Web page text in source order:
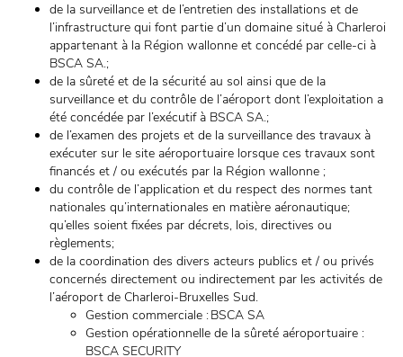
de la surveillance et de l’entretien des installations et de
l’infrastructure qui font partie d’un domaine situé à Charleroi
appartenant à la Région wallonne et concédé par celle-ci à
BSCA SA.;
de la sûreté et de la sécurité au sol ainsi que de la
surveillance et du contrôle de l’aéroport dont l’exploitation a
été concédée par l’exécutif à BSCA SA.;
de l’examen des projets et de la surveillance des travaux à
exécuter sur le site aéroportuaire lorsque ces travaux sont
financés et / ou exécutés par la Région wallonne ;
du contrôle de l’application et du respect des normes tant
nationales qu’internationales en matière aéronautique;
qu’elles soient fixées par décrets, lois, directives ou
règlements;
de la coordination des divers acteurs publics et / ou privés
concernés directement ou indirectement par les activités de
l’aéroport de Charleroi-Bruxelles Sud.
Gestion commerciale : BSCA SA
Gestion opérationnelle de la sûreté aéroportuaire :
BSCA SECURITY